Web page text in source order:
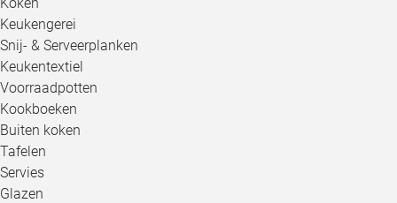
Keukengerei
Snij- & Serveerplanken
Keukentextiel
Voorraadpotten
Kookboeken
Buiten koken
Tafelen
Servies
Glazen